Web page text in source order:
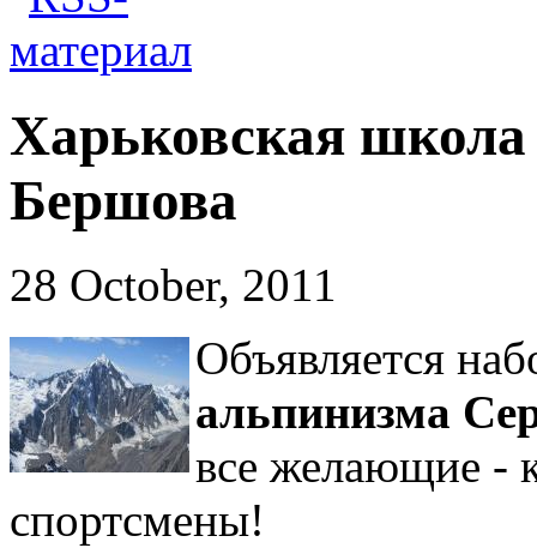
Харьковская
Бершова
28 October, 2011
Объявляется
альпинизма
все желающие -
спортсмены!